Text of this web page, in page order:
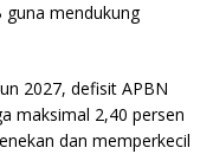
guna mendukung
2027, defisit APBN
maksimal 2,40 persen
dan memperkecil